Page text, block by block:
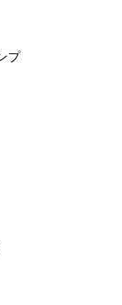
プ